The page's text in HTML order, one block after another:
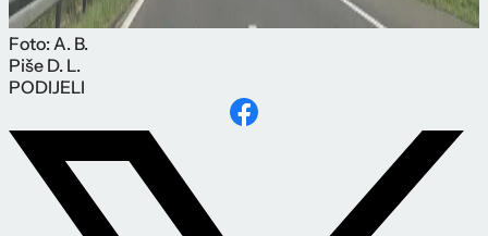
Foto: A. B.
Piše D. L.
PODIJELI